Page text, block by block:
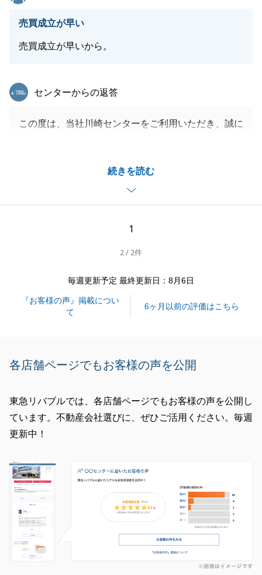
売買成立が早い
売買成立が早いから。
続きを読む
東急リバブル
センターからの返答
この度は、当社川崎センターをご利用いただき、誠に
り取り等、ご協力いただいたおかげで、スムーズにお
取引を進めることができました。
また、出張でお伺いした際はお土産もいただき、感謝
1
2 / 2件
毎週更新予定 最終更新日：8月6日
『お客様の声』掲載につい
て
6ヶ月以前の評価はこちら
各店舗ページでもお客様の声を公開
東急リバブルでは、各店舗ページでもお客様の声を公開し
ています。不動産会社選びに、ぜひご活用ください。毎週
更新中！